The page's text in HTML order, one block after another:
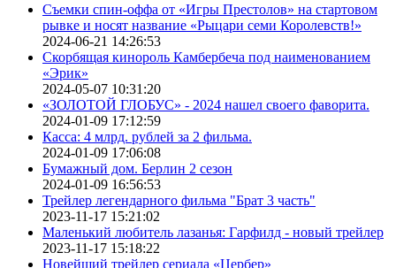
Съемки спин-оффа от «Игры Престолов» на стартовом
рывке и носят название «Рыцари семи Королевств!»
2024-06-21 14:26:53
Скорбящая кинороль Камбербеча под наименованием
«Эрик»
2024-05-07 10:31:20
«ЗОЛОТОЙ ГЛОБУС» - 2024 нашел своего фаворита.
2024-01-09 17:12:59
Касса: 4 млрд. рублей за 2 фильма.
2024-01-09 17:06:08
Бумажный дом. Берлин 2 сезон
2024-01-09 16:56:53
Трейлер легендарного фильма "Брат 3 часть"
2023-11-17 15:21:02
Маленький любитель лазанья: Гарфилд - новый трейлер
2023-11-17 15:18:22
Новейший трейлер сериала «Цербер»